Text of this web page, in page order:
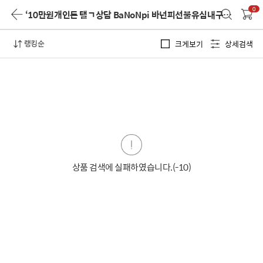
‘10만원개인돈 탤ㄱ상담 BaNoNpi 바넌피선불유심내구제 시흥시유심매입하는정식업체 생계지원자금대출 가전제품내구제당일’ 0
랭킹순 크게보기 상세검색
상품 검색에 실패하였습니다.(-10)